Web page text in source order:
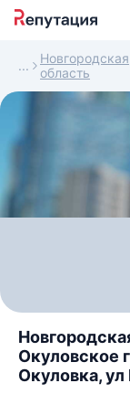
Новгородская
область
Окуловское
Окуловка,